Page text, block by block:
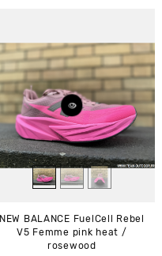
NEW BALANCE FuelCell Rebel
V5 Femme pink heat /
rosewood